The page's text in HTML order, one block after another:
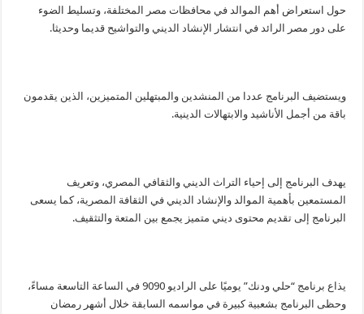
حول استعراض أهم الموالد في محافظات مصر المختلفة، وتسليط الضوء
على دور مصر الرائد في انتشار الإنشاد الديني والتواشيح قديما وحديثا.
ويستضيف البرنامج عددا من المنشدين والمبتهلين المتميزين، الذين يقدمون
باقة من أجمل الأناشيد والابتهالات الدينية.
يهدف البرنامج إلى إحياء التراث الديني والثقافي المصري، وتعريف
المستمعين بأهمية الموالد والإنشاد الديني في الثقافة المصرية، كما يسعى
البرنامج إلى تقديم محتوى ديني متميز يجمع بين المتعة والتثقيف.
يذاع برنامج “حلي ودنك” يوميًا على الراديو 9090 في الساعة التاسعة مساءً،
وحظى البرنامج بشعبية كبيرة في مواسمه السابقة خلال أشهر رمضان